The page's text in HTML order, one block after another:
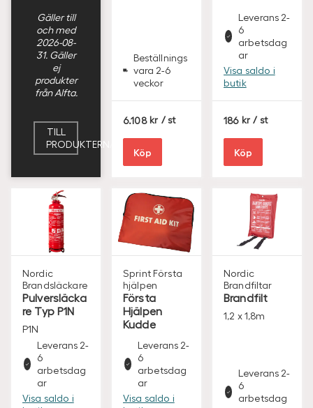
Gäller till
och med
2026-08-
31. Gäller
ej
produkter
från Alfta.
TILL
PRODUKTERNA
Beställnings
vara 2-6
veckor
6.108 S / st
Köp
Leverans 2-
6
arbetsdag
ar
Visa saldo i
butik
186 S / st
Köp
Nordic
Brandsläckare
Pulversläcka
re Typ P1N
P1N
Leverans 2-
6
arbetsdag
ar
Visa saldo i
Sprint Första
hjälpen
Första
Hjälpen
Kudde
Leverans 2-
6
arbetsdag
ar
Visa saldo i
Nordic
Brandfiltar
Brandfilt
1,2 x 1,8m
Leverans 2-
6
arbetsdag